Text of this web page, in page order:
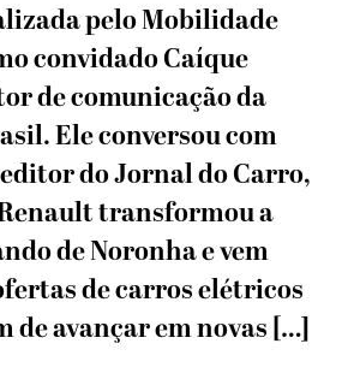
pelo Mobilidade
convidado Caíque
de comunicação da
Ele conversou com
do Jornal do Carro,
transformou a
de Noronha e vem
de carros elétricos
de avançar em novas […]